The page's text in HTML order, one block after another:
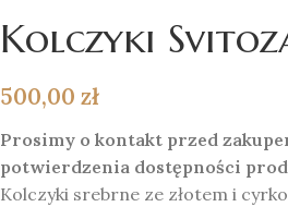
Kolczyki
500,00 zł
Prosimy o kontakt przed
potwierdzenia dostępności
Kolczyki srebrne ze złotem i